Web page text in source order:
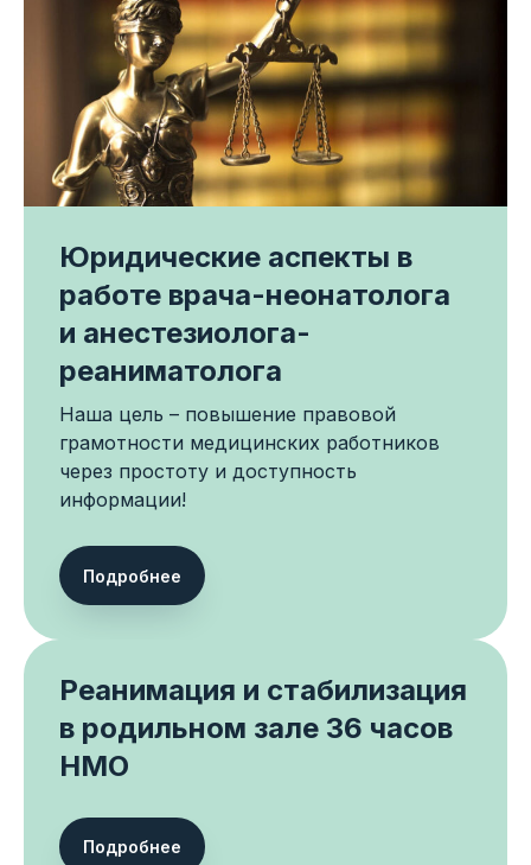
Юридические аспекты в
работе врача-неонатолога
и анестезиолога-
реаниматолога
Наша цель – повышение правовой
грамотности медицинских работников
через простоту и доступность
информации!
Подробнее
Реанимация и стабилизация
в родильном зале 36 часов
НМО
Подробнее
Обсудить аудит,
обучение, научное
сопровождение или
проект для региона
клинических случаев, обучение команды,
обновление протоколов, научная статья,
исследовательский проект или
сопровождение перинатальной службы.
Мы свяжемся с вами и предложим
оптимальный формат работы.